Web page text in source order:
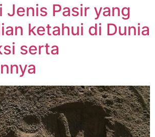
Jenis Pasir yang
ketahui di Dunia
serta